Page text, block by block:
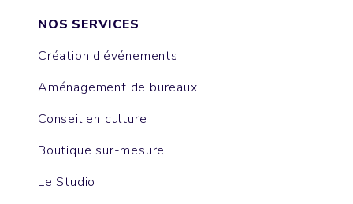
NOS SERVICES
Création d’événements
Aménagement de bureaux
Conseil en culture
Boutique sur-mesure
Le Studio